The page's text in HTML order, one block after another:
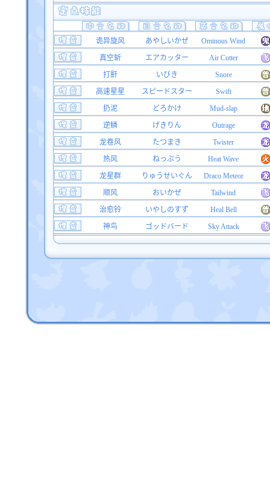
诡异旋风 あやしいかぜ
Ominous Wind
真空斩
エアカッター
Air Cutter
打鼾
いびき
Snore
高速星星
スピードスター
Swift
扔泥
どろかけ
Mud-slap
逆鳞
げきりん
Outrage
龙卷风
たつまき
Twister
热风
ねっぷう
Heat Wave
龙星群
りゅうせいぐん
Draco Meteor
顺风
おいかぜ
Tailwind
治愈铃
いやしのすず
Heal Bell
神鸟
ゴッドバード Sky Attack